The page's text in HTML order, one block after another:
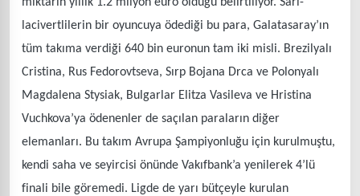
lacivertlilerin bir oyuncuya ödediği bu para, Galatasaray’ın
tüm takıma verdiği 640 bin euronun tam iki misli. Brezilyalı
Cristina, Rus Fedorovtseva, Sırp Bojana Drca ve Polonyalı
Magdalena Stysiak, Bulgarlar Elitza Vasileva ve Hristina
Vuchkova’ya ödenenler de saçılan paraların diğer
elemanları. Bu takım Avrupa Şampiyonluğu için kurulmuştu,
kendi saha ve seyircisi önünde Vakıfbank’a yenilerek 4’lü
finali bile göremedi. Ligde de yarı bütçeyle kurulan